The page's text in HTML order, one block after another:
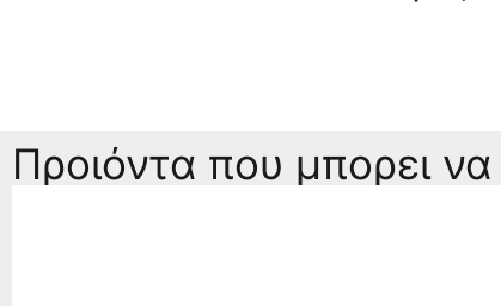
Προιόντα που μπορει